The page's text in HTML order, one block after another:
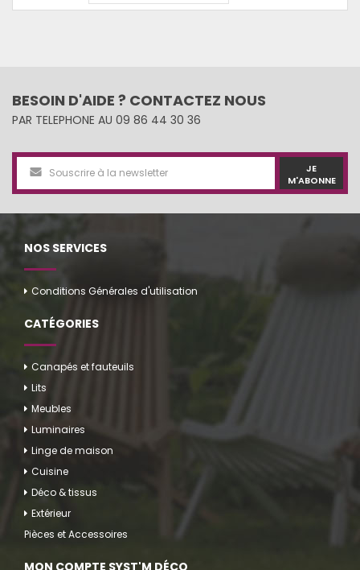
BESOIN D'AIDE ? CONTACTEZ NOUS
PAR TELEPHONE AU 09 86 44 30 36
JE
M'ABONNE
NOS SERVICES
Conditions Générales d'utilisation
CATÉGORIES
Canapés et fauteuils
Lits
Meubles
Luminaires
Linge de maison
Cuisine
Déco & tissus
Extérieur
Pièces et Accessoires
MON COMPTE SYST'M DÉCO